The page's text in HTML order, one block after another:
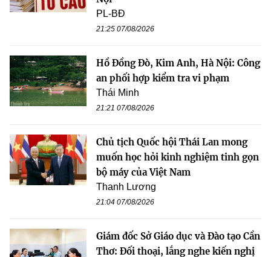
PL-BĐ
21:25 07/08/2026
Hồ Đồng Đò, Kim Anh, Hà Nội: Công
an phối hợp kiểm tra vi phạm
Thái Minh
21:21 07/08/2026
Chủ tịch Quốc hội Thái Lan mong
muốn học hỏi kinh nghiệm tinh gọn
bộ máy của Việt Nam
Thanh Lương
21:04 07/08/2026
Giám đốc Sở Giáo dục và Đào tạo Cần
Thơ: Đối thoại, lắng nghe kiến nghị